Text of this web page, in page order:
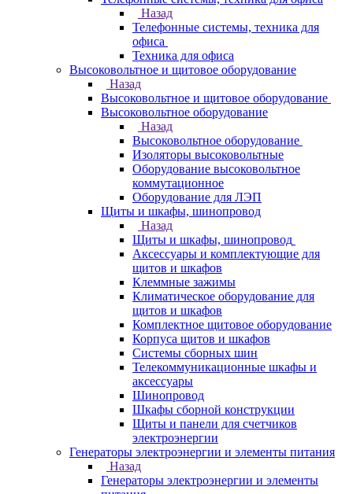
Назад
Телефонные системы, техника для
офиса
Техника для офиса
Высоковольтное и щитовое оборудование
Назад
Высоковольтное и щитовое оборудование
Высоковольтное оборудование
Назад
Высоковольтное оборудование
Изоляторы высоковольтные
Оборудование высоковольтное
коммутационное
Оборудование для ЛЭП
Щиты и шкафы, шинопровод
Назад
Щиты и шкафы, шинопровод
Аксессуары и комплектующие для
щитов и шкафов
Клеммные зажимы
Климатическое оборудование для
щитов и шкафов
Комплектное щитовое оборудование
Корпуса щитов и шкафов
Системы сборных шин
Телекоммуникационные шкафы и
аксессуары
Шинопровод
Шкафы сборной конструкции
Щиты и панели для счетчиков
электроэнергии
Генераторы электроэнергии и элементы питания
Назад
Генераторы электроэнергии и элементы